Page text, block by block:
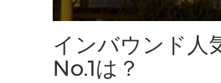
インバウンド人
No.1は？